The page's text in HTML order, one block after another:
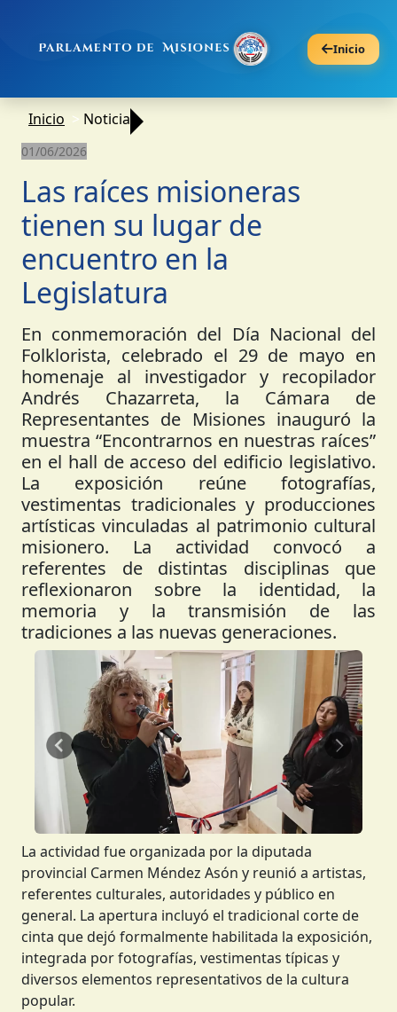
Inicio
Inicio Noticia
01/06/2026
Las raíces misioneras
tienen su lugar de
encuentro en la
Legislatura
En conmemoración del Día Nacional del
Folklorista, celebrado el 29 de mayo en
homenaje al investigador y recopilador
Andrés Chazarreta, la Cámara de
Representantes de Misiones inauguró la
muestra “Encontrarnos en nuestras raíces”
en el hall de acceso del edificio legislativo.
La exposición reúne fotografías,
vestimentas tradicionales y producciones
artísticas vinculadas al patrimonio cultural
misionero. La actividad convocó a
referentes de distintas disciplinas que
reflexionaron sobre la identidad, la
memoria y la transmisión de las
tradiciones a las nuevas generaciones.
Anterior
La actividad fue organizada por la diputada
provincial Carmen Méndez Asón y reunió a artistas,
referentes culturales, autoridades y público en
general. La apertura incluyó el tradicional corte de
cinta que dejó formalmente habilitada la exposición,
integrada por fotografías, vestimentas típicas y
diversos elementos representativos de la cultura
popular.